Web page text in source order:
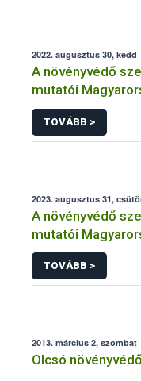
2022. augusztus 30, kedd
A növényvédő
mutatói
TOVÁBB >
2023. augusztus 31,
A növényvédő
mutatói
TOVÁBB >
2013. március 2, szombat
Olcsó